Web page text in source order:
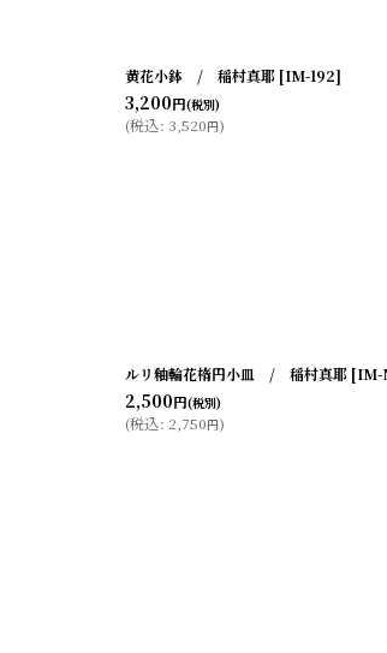
黄花小鉢 / 稲村真耶 [IM-192]
3,200円(税別)
(税込: 3,520円)
ルリ釉輪花楕円小皿 / 稲村真耶 [IM-
2,500円(税別)
(税込: 2,750円)